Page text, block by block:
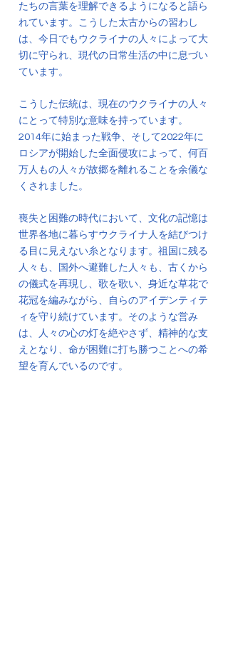
たちの言葉を理解できるようになると語ら
れています。こうした太古からの習わし
は、今日でもウクライナの人々によって大
切に守られ、現代の日常生活の中に息づい
ています。
こうした伝統は、現在のウクライナの人々
にとって特別な意味を持っています。
2014年に始まった戦争、そして2022年に
ロシアが開始した全面侵攻によって、何百
万人もの人々が故郷を離れることを余儀な
くされました。
喪失と困難の時代において、文化の記憶は
世界各地に暮らすウクライナ人を結びつけ
る目に見えない糸となります。祖国に残る
人々も、国外へ避難した人々も、古くから
の儀式を再現し、歌を歌い、身近な草花で
花冠を編みながら、自らのアイデンティテ
ィを守り続けています。そのような営み
は、人々の心の灯を絶やさず、精神的な支
えとなり、命が困難に打ち勝つことへの希
望を育んでいるのです。